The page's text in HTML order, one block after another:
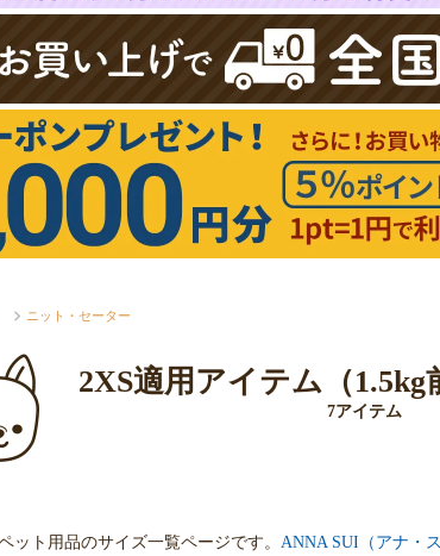
ニット・セーター
2XS適用アイテム（1.5kg
7アイテム
ット用品のサイズ一覧ページです。 ANNA SUI（アナ・